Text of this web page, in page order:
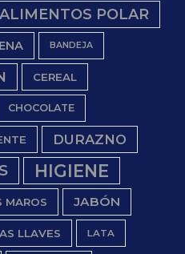
ALIMENTOS POLAR
BANDEJA
CEREAL
CHOCOLATE
DURAZNO
HIGIENE
MAROS JABÓN
LLAVES LATA